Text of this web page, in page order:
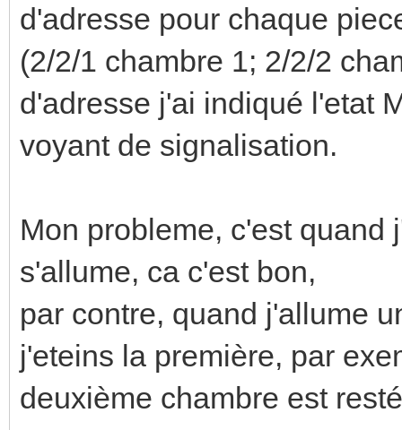
d'adresse pour chaque
(2/2/1 chambre 1; 2/2/2
d'adresse j'ai indiqué l'etat
voyant de signalisation.
Mon probleme, c'est quand
s'allume, ca c'est bon,
par contre, quand j'allume
j'eteins la première, par
deuxième chambre est